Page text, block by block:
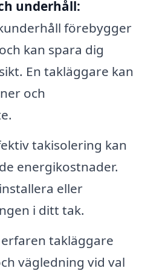
underhåll:
förebygger
kan spara dig
En takläggare kan
och
takisolering kan
energikostnader.
eller
i ditt tak.
erfaren takläggare
vägledning vid val